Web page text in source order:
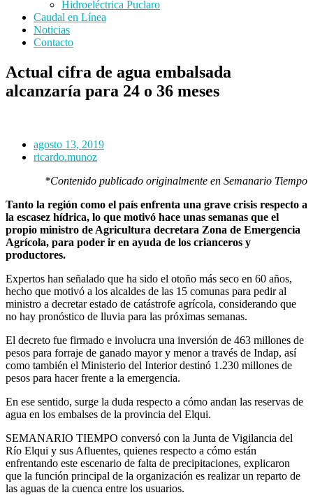
Hidroeléctrica Puclaro
Caudal en Línea
Noticias
Contacto
Actual cifra de agua embalsada
alcanzaría para 24 o 36 meses
agosto 13, 2019
ricardo.munoz
*Contenido publicado originalmente en Semanario Tiempo
Tanto la región como el país enfrenta una grave crisis respecto a
la escasez hídrica, lo que motivó hace unas semanas que el
propio ministro de Agricultura decretara Zona de Emergencia
Agrícola, para poder ir en ayuda de los crianceros y
productores.
Expertos han señalado que ha sido el otoño más seco en 60 años,
hecho que motivó a los alcaldes de las 15 comunas para pedir al
ministro a decretar estado de catástrofe agrícola, considerando que
no hay pronóstico de lluvia para las próximas semanas.
El decreto fue firmado e involucra una inversión de 463 millones de
pesos para forraje de ganado mayor y menor a través de Indap, así
como también el Ministerio del Interior destinó 1.230 millones de
pesos para hacer frente a la emergencia.
En ese sentido, surge la duda respecto a cómo andan las reservas de
agua en los embalses de la provincia del Elqui.
SEMANARIO TIEMPO conversó con la Junta de Vigilancia del
Río Elqui y sus Afluentes, quienes respecto a cómo están
enfrentando este escenario de falta de precipitaciones, explicaron
que la función principal de la organización es realizar un reparto de
las aguas de la cuenca entre los usuarios.